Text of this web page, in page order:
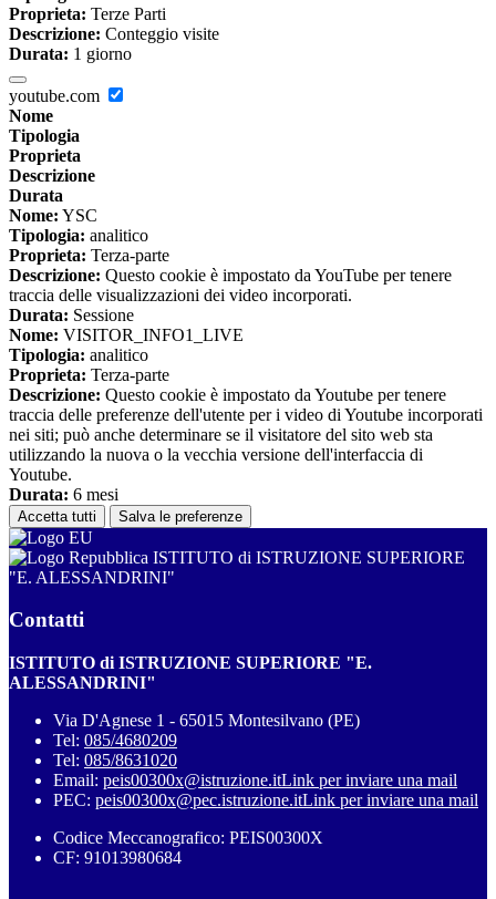
Proprieta: Terze Parti
Descrizione: Conteggio visite
Durata: 1 giorno
youtube.com
Nome
Tipologia
Proprieta
Descrizione
Durata
Nome: YSC
Tipologia: analitico
Proprieta: Terza-parte
Descrizione: Questo cookie è impostato da YouTube per tenere
traccia delle visualizzazioni dei video incorporati.
Durata: Sessione
Nome: VISITOR_INFO1_LIVE
Tipologia: analitico
Proprieta: Terza-parte
Descrizione: Questo cookie è impostato da Youtube per tenere
traccia delle preferenze dell'utente per i video di Youtube incorporati
nei siti; può anche determinare se il visitatore del sito web sta
utilizzando la nuova o la vecchia versione dell'interfaccia di
Youtube.
Durata: 6 mesi
Accetta tutti Salva le preferenze
ISTITUTO di ISTRUZIONE SUPERIORE
"E. ALESSANDRINI"
Contatti
ISTITUTO di ISTRUZIONE SUPERIORE "E.
ALESSANDRINI"
Via D'Agnese 1 - 65015 Montesilvano (PE)
Tel: 085/4680209
Tel: 085/8631020
Email: peis00300x@istruzione.itLink per inviare una mail
PEC: peis00300x@pec.istruzione.itLink per inviare una mail
Codice Meccanografico: PEIS00300X
CF: 91013980684